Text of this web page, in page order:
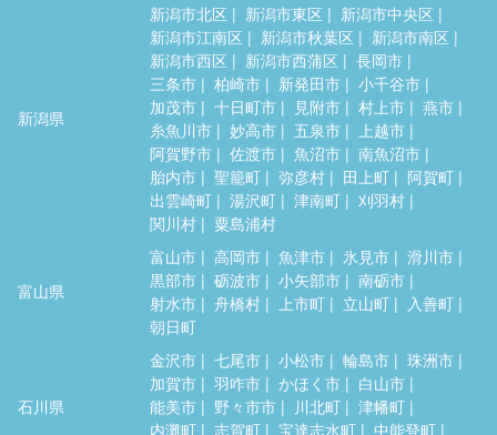
新潟県
新潟市北区 新潟市東区
新潟市中央区
新潟市江南区
新潟市秋葉区
新潟市南区
新潟市西区
新潟市西蒲区
長岡市
三条市
柏崎市 新発田市
小千谷市
加茂市
十日町市 見附市 村上市
燕市
糸魚川市
妙高市 五泉市
上越市
阿賀野市
佐渡市 魚沼市
南魚沼市
胎内市
聖籠町 弥彦村 田上町
阿賀町
出雲崎町
湯沢町 津南町
刈羽村
関川村
粟島浦村
富山県
富山市 高岡市 魚津市 氷見市
滑川市
黒部市
砺波市 小矢部市
南砺市
射水市
舟橋村 上市町 立山町
入善町
朝日町
石川県
金沢市 七尾市 小松市 輪島市
珠洲市
加賀市
羽咋市 かほく市
白山市
能美市
野々市市 川北町
津幡町
内灘町
志賀町 宝達志水町
中能登町